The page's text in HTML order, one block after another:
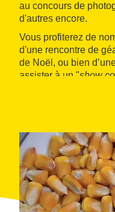
au concours de
d'autres encore.
Vous profiterez de
d'une rencontre de
de Noël, ou bien
assister à un "show